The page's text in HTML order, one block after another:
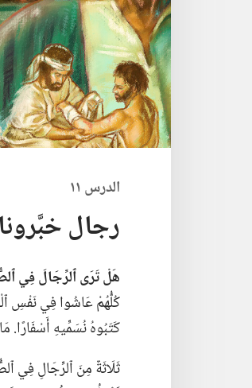
الدرس ١١
رجال
هَلْ تَرَى ٱلرِّجَالَ فِي
كُلُّهُمْ عَاشُوا فِي نَفْسِ
كَتَبُوهُ نُسَمِّيهِ أَسْفَارًا.‏
ثَلَاثَةٌ مِنَ ٱلرِّجَالِ فِي